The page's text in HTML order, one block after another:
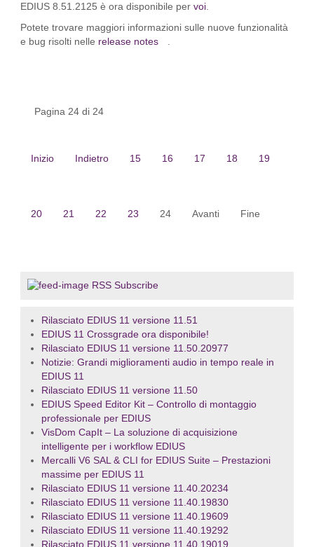
EDIUS 8.51.2125 è ora disponibile per voi.
Potete trovare maggiori informazioni sulle nuove funzionalità
e bug risolti nelle release notes
Pagina 24 di 24
Inizio Indietro 15 16 17 18 19
20 21 22 23 24 Avanti Fine
RSS Subscribe
Rilasciato EDIUS 11 versione 11.51
EDIUS 11 Crossgrade ora disponibile!
Rilasciato EDIUS 11 versione 11.50.20977
Notizie: Grandi miglioramenti audio in tempo reale in
EDIUS 11
Rilasciato EDIUS 11 versione 11.50
EDIUS Speed Editor Kit – Controllo di montaggio
professionale per EDIUS
VisDom CapIt – La soluzione di acquisizione
intelligente per i workflow EDIUS
Mercalli V6 SAL & CLI for EDIUS Suite – Prestazioni
massime per EDIUS 11
Rilasciato EDIUS 11 versione 11.40.20234
Rilasciato EDIUS 11 versione 11.40.19830
Rilasciato EDIUS 11 versione 11.40.19609
Rilasciato EDIUS 11 versione 11.40.19292
Rilasciato EDIUS 11 versione 11.40.19019